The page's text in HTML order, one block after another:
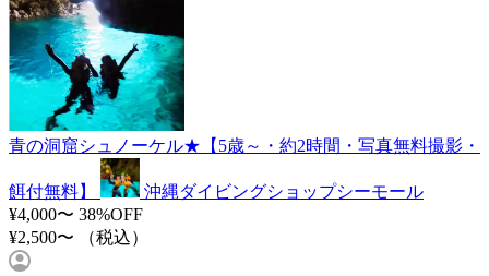
青の洞窟シュノーケル★【5歳～・約2時間・写真無料撮影・
餌付無料】
沖縄ダイビングショップシーモール
¥4,000〜 38%OFF
¥2,500〜
（税込）